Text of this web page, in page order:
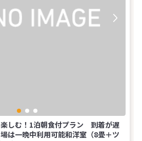
しむ！1泊朝食付プラン 到着が遅
は一晩中利用可能和洋室（8畳＋ツ